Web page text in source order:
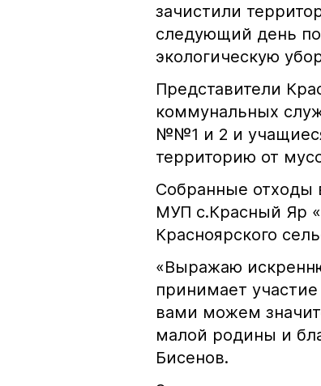
зачистили
следующий день
экологическую
Представители
коммунальных
№№1 и 2 и
территорию от
Собранные отходы
МУП с.Красный Яр
Красноярского
«Выражаю
принимает
вами можем
малой родины и
Бисенов.